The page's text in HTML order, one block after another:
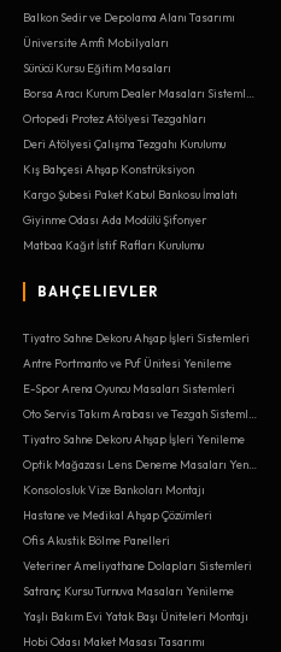
Balkon Sedir ve Depolama Alanı Tasarımı
Üniversite Amfi Mobilyaları
Sürücü Kursu Eğitim Masaları
Ortopedi Protez Atölyesi Tezgahları
Deri Atölyesi Çalışma Tezgahı Kurulumu
Kış Bahçesi Ahşap Konstrüksiyon
Kargo Şubesi Paket Kabul Bankosu İmalatı
Giyinme Odası Ada Modülü Şifonyer
Matbaa Kağıt İstif Rafları Kurulumu
BAHÇELIEVLER
Tiyatro Sahne Dekoru Ahşap İşleri Sistemleri
Antre Portmanto ve Puf Ünitesi Yenileme
E-Spor Arena Oyuncu Masaları Sistemleri
Tiyatro Sahne Dekoru Ahşap İşleri Yenileme
Konsolosluk Vize Bankoları Montajı
Hastane ve Medikal Ahşap Çözümleri
Ofis Akustik Bölme Panelleri
Veteriner Ameliyathane Dolapları Sistemleri
Satranç Kursu Turnuva Masaları Yenileme
Yaşlı Bakım Evi Yatak Başı Üniteleri Montajı
Hobi Odası Maket Masası Tasarımı